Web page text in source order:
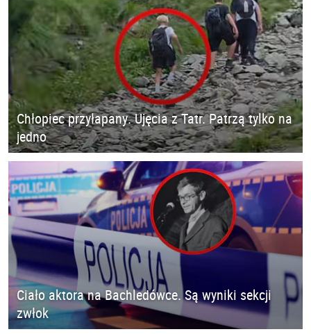
Chłopiec przyłapany. Ujęcia z Tatr. Patrzą tylko na
jedno
Ciało aktora na Bachledówce. Są wyniki sekcji
zwłok